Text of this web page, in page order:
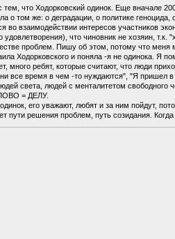
тем, что Ходорковский одинок. Еще вначале
о том же: о деградации, о политике
во взаимодействии интересов участников
удовлетворения), что чиновник не хозяин,
проблем. Пишу об этом, потому что меня
Ходорковского и поняла -я не одинока. Я
много ребят, которые считают, что люди
все время в чем -то нуждаются", "Я пришел
света, людей с менталитетом свободного
= ДЕЛУ.
его уважают, любят и за ним пойдут,
пути решения проблем, путь созидания.